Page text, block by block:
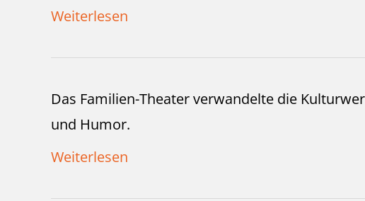
Weiterlesen
Das Familien-Theater verwandelte die
und Humor.
Weiterlesen